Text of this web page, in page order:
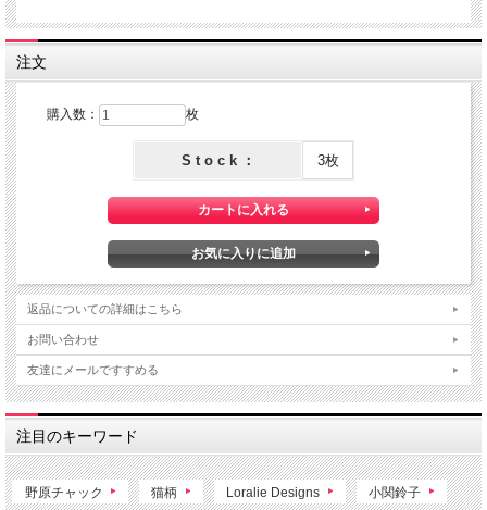
注文
購入数： 枚
S t o c k ： 3枚
返品についての詳細はこちら
お問い合わせ
友達にメールですすめる
注目のキーワード
野原チャック 猫柄 Loralie Designs 小関鈴子